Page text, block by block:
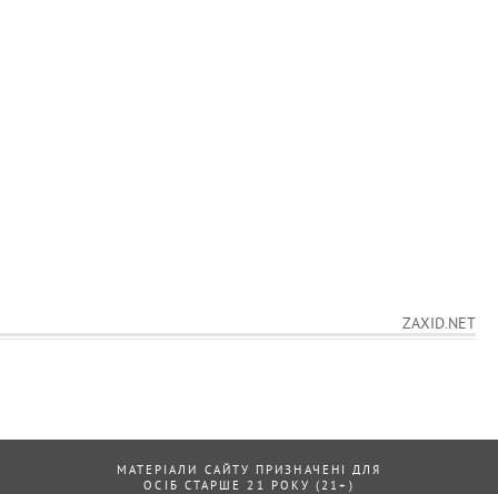
ZAXID.NET
МАТЕРІАЛИ САЙТУ ПРИЗНАЧЕНІ ДЛЯ
ОСІБ СТАРШЕ 21 РОКУ (21+)